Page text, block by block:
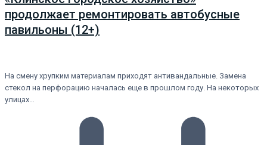
продолжает ремонтировать автобусные
павильоны (12+)
На смену хрупким материалам приходят антивандальные. Замена
стекол на перфорацию началась еще в прошлом году. На некоторых
улицах…